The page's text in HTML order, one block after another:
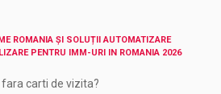
ROMANIA ȘI SOLUȚII AUTOMATIZARE
PENTRU IMM-URI IN ROMANIA 2026
carti de vizita?